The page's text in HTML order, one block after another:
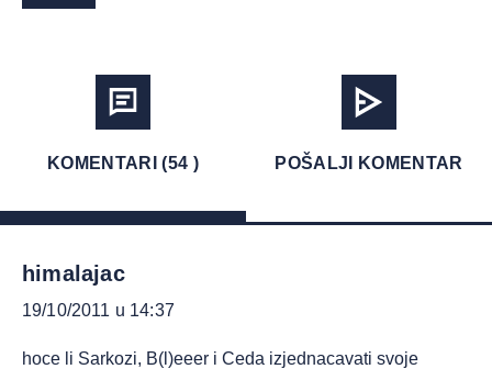
KOMENTARI (54 ) POŠALJI KOMENTAR
himalajac
19/10/2011 u 14:37
hoce li Sarkozi, B(l)eeer i Ceda izjednacavati svoje